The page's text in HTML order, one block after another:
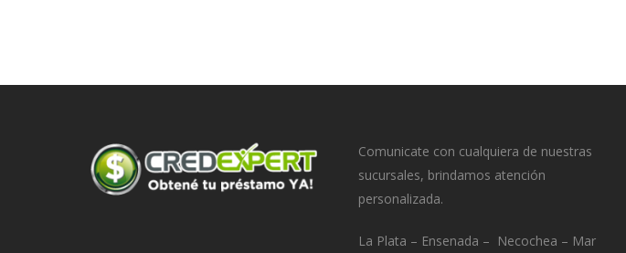
Comunicate con cualquiera de nuestras
sucursales, brindamos atención
personalizada.
La Plata – Ensenada – Necochea – Mar